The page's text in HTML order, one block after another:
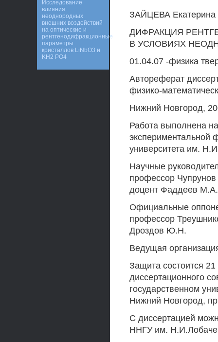
ЗАЙЦЕВА Екатерина
ДИФРАКЦИЯ
В УСЛОВИЯХ
01.04.07 -физика
Автореферат
физико-
Нижний Новгород,
Работа выполнена
экспериментальной
университета им.
Научные
профессор
доцент Фаддеев М.А.
Официальные
профессор
Дроздов Ю.Н.
Ведущая
Защита состоится
диссертационного
государственном
Нижний Новгород,
С диссертацией
ННГУ им.
Исследование
влияния
неоднородных
внешних воздействий
на оптические и
рентгенодифракционные
параметры
кристаллов LiNbO3 и
KH2 PO4